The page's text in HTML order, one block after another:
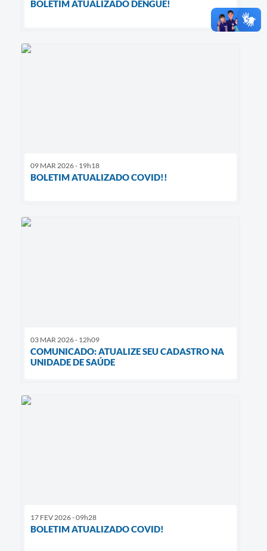
BOLETIM ATUALIZADO DENGUE!
09 MAR 2026 - 19h18
BOLETIM ATUALIZADO COVID!!
03 MAR 2026 - 12h09
COMUNICADO: ATUALIZE SEU CADASTRO NA
UNIDADE DE SAÚDE
17 FEV 2026 - 09h28
BOLETIM ATUALIZADO COVID!